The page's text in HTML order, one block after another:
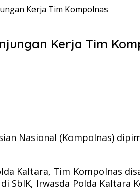
Kerja Tim Kompolnas
Kerja Tim
Nasional (Kompolnas)
Kaltara, Tim Kompolnas
SbIK, Irwasda Polda Kaltara